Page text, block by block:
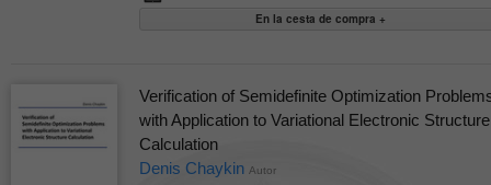
Verification of Semidefinite Optimization
with Application to Variational Electronic Structure
Calculation
Denis Chaykin Autor